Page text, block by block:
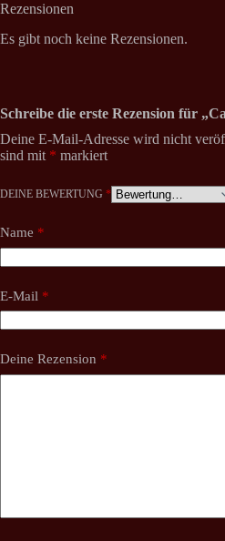
Rezensionen
Es gibt noch keine Rezensionen.
Schreibe die erste Rezension für
Deine E-Mail-Adresse wird nicht
sind mit * markiert
DEINE BEWERTUNG *
Name *
E-Mail *
Deine Rezension *